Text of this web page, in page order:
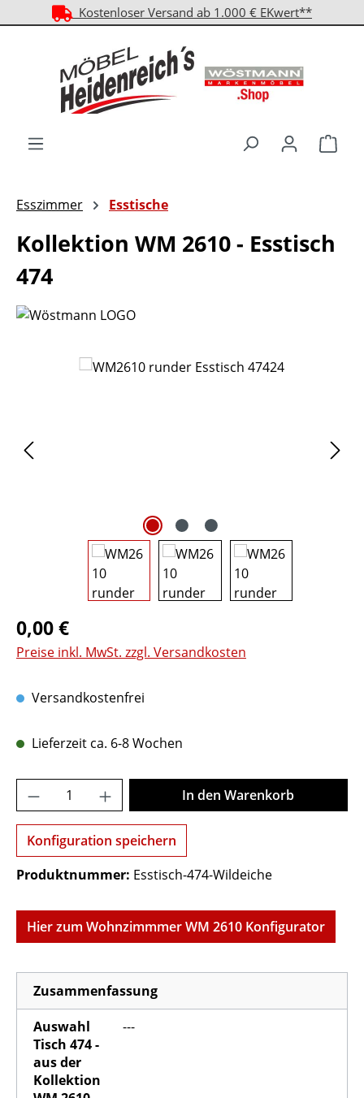
Zum Hauptinhalt springen
Kostenloser Versand ab 1.000 € EKwert**
Esszimmer Esstische
Kollektion WM 2610 - Esstisch
474
Bildergalerie überspringen
0,00 €
Preise inkl. MwSt. zzgl. Versandkosten
Versandkostenfrei
Lieferzeit ca. 6-8 Wochen
Produkt Anzahl: Gib den gewünschten
In den Warenkorb
Konfiguration speichern
Produktnummer: Esstisch-474-Wildeiche
Hier zum Wohnzimmmer WM 2610 Konfigurator
Zusammenfassung
Auswahl
Tisch 474 -
aus der
Kollektion
---